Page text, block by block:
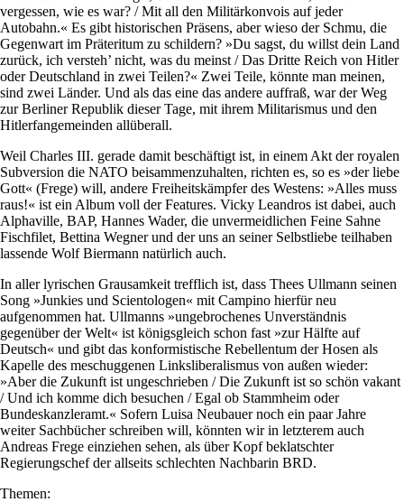
vergessen, wie es war? / Mit all den Militärkonvois auf jeder
Autobahn.« Es gibt historischen Präsens, aber wieso der Schmu, die
Gegenwart im Präteritum zu schildern? »Du sagst, du willst dein Land
zurück, ich versteh’ nicht, was du meinst / Das Dritte Reich von Hitler
oder Deutschland in zwei Teilen?« Zwei Teile, könnte man meinen,
sind zwei Länder. Und als das eine das andere auffraß, war der Weg
zur Berliner Republik dieser Tage, mit ihrem Militarismus und den
Hitlerfangemeinden allüberall.
Weil Charles III. gerade damit beschäftigt ist, in einem Akt der royalen
Subversion die NATO beisammenzuhalten, richten es, so es »der liebe
Gott« (Frege) will, andere Freiheitskämpfer des Westens: »Alles muss
raus!« ist ein Album voll der Features. Vicky Leandros ist dabei, auch
Alphaville, BAP, Hannes Wader, die unvermeidlichen Feine Sahne
Fischfilet, Bettina Wegner und der uns an seiner Selbstliebe teilhaben
lassende Wolf Biermann natürlich auch.
In aller lyrischen Grausamkeit trefflich ist, dass Thees Ullmann seinen
Song »Junkies und Scientologen« mit Campino hierfür neu
aufgenommen hat. Ullmanns »ungebrochenes Unverständnis
gegenüber der Welt« ist königsgleich schon fast »zur Hälfte auf
Deutsch« und gibt das konformistische Rebellentum der Hosen als
Kapelle des meschuggenen Linksliberalismus von außen wieder:
»Aber die Zukunft ist ungeschrieben / Die Zukunft ist so schön vakant
/ Und ich komme dich besuchen / Egal ob Stammheim oder
Bundeskanzleramt.« Sofern Luisa Neubauer noch ein paar Jahre
weiter Sachbücher schreiben will, könnten wir in letzterem auch
Andreas Frege einziehen sehen, als über Kopf beklatschter
Regierungschef der allseits schlechten Nachbarin BRD.
Themen: